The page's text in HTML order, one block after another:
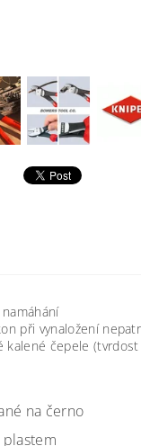
při vynaložení
kalené čepele
na černo